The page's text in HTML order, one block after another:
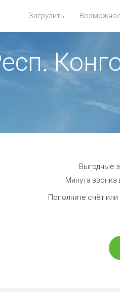
Загрузить
Выгодные
Минута
Пополните счёт